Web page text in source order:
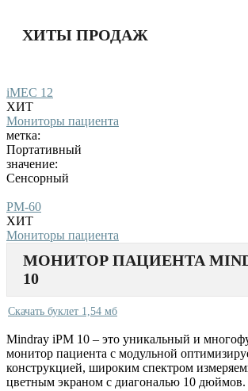
ХИТЫ ПРОДАЖ
iMEC 12
ХИТ
Мониторы пациента
метка:
Портативный
значение:
Сенсорный
PM-60
ХИТ
Мониторы пациента
МОНИТОР ПАЦИЕНТА
10
Скачать буклет 1,54 мб
Mindray iPM 10 – это уникальный и
монитор пациента с модульной
конструкцией, широким спектром
цветным экраном с диагональю 10